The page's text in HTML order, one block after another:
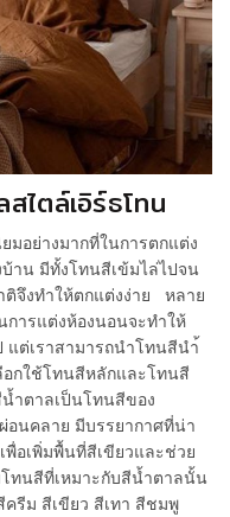
ไตล์เอิร์ธโทน
อย่างมากที่ในการตกแต่ง
าน มีทั้งโทนสีเข้มไล่ไปจน
จึงทำให้ตกแต่งง่าย หลาย
การแต่งห้องนอนจะทำให้
แต่เราสามารถนำโทนสีนำ้
อกใช้โทนสีหลักและโทนสี
ำตาลเป็นโทนสีของ
อนคลาย มีบรรยากาศที่น่า
อเพิ่มพื้นที่สีเขียวและช่วย
ทนสีที่เหมาะกับสีน้ำตาลนั้น
รีม สีเขียว สีเทา สีชมพู